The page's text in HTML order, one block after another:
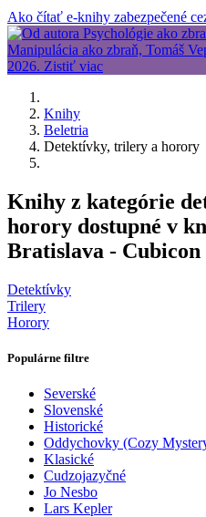
Ako čítať e-knihy zabezpečené
Knihy
Beletria
Detektívky, trilery a horory
Knihy z kategórie
horory dostupné v
Bratislava -
Detektívky
Trilery
Horory
Populárne filtre
Severské
Slovenské
Historické
Oddychovky (Cozy
Klasické
Cudzojazyčné
Jo Nesbo
Lars Kepler